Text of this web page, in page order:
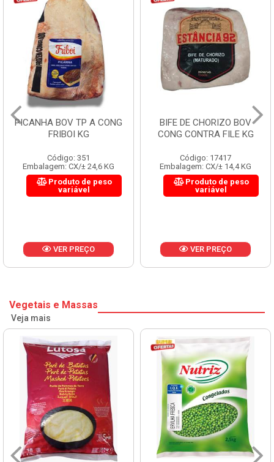
BIFE DE CHORIZO BOV
CONG CONTRA FILE KG
Código: 17417
Embalagem: CX/± 14,4 KG
Produto de peso
variável
VER PREÇO
BABY BEEF BOV CONG KG
Código: 17416
Embalagem: CX/± 14,4 KG
Produto de peso
variável
VER PREÇO
Vegetais e Massas
Veja mais